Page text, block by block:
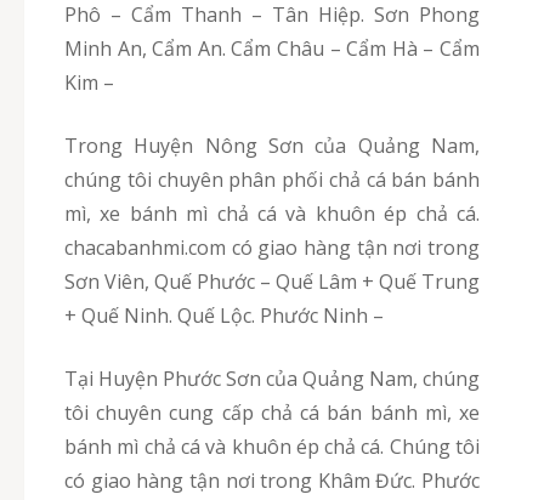
Phô – Cẩm Thanh – Tân Hiệp. Sơn Phong
Minh An, Cẩm An. Cẩm Châu – Cẩm Hà – Cẩm
Kim –
Trong Huyện Nông Sơn của Quảng Nam,
chúng tôi chuyên phân phối chả cá bán bánh
mì, xe bánh mì chả cá và khuôn ép chả cá.
chacabanhmi.com có giao hàng tận nơi trong
Sơn Viên, Quế Phước – Quế Lâm + Quế Trung
+ Quế Ninh. Quế Lộc. Phước Ninh –
Tại Huyện Phước Sơn của Quảng Nam, chúng
tôi chuyên cung cấp chả cá bán bánh mì, xe
bánh mì chả cá và khuôn ép chả cá. Chúng tôi
có giao hàng tận nơi trong Khâm Đức. Phước